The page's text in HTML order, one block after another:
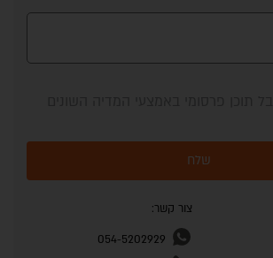
שלח
צור קשר:
054-5202929